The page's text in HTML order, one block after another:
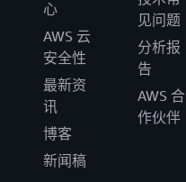
心
AWS 云
安全性
最新资
讯
博客
新闻稿
见问题
分析报
告
AWS 合
作伙伴